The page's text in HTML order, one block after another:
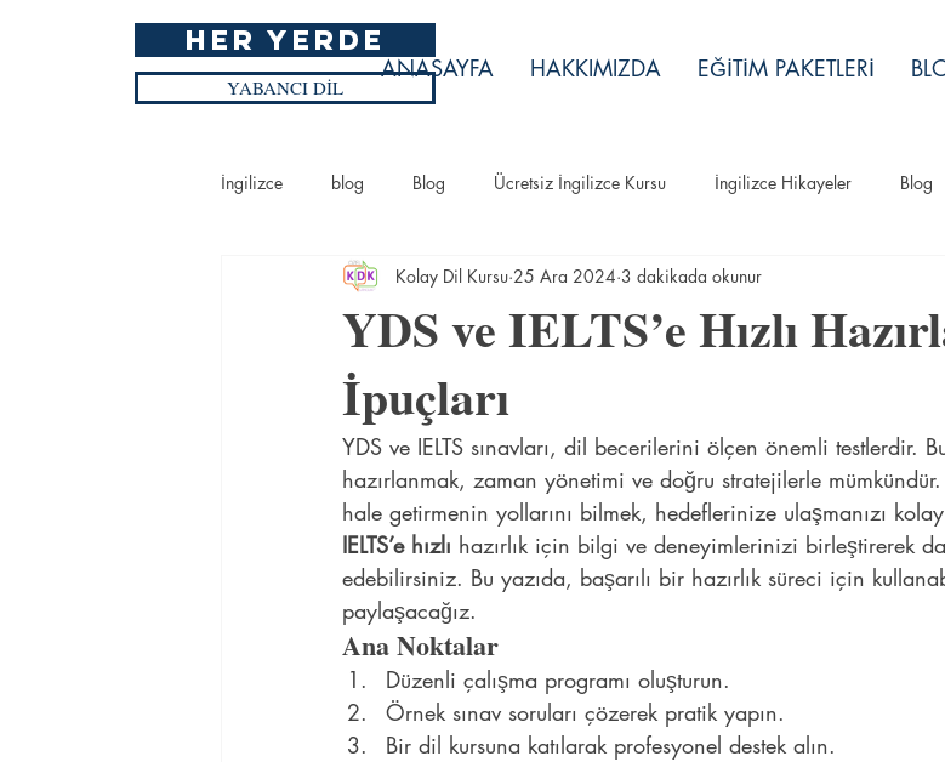
HER YERDE
YABANCI DİL
ANASAYFA HAKKIMIZDA EĞİTİM PAKETLERİ
İngilizce blog Blog Ücretsiz İngilizce Kursu İngilizce Hikayeler Blog
Ücretsiz İngilizce Kursu İngilizce Hikayeler
YDS ve IELTS’e Hızlı
İpuçları
Kolay Dil Kursu 25 Ara 2024 3 dakikada okunur
YDS ve IELTS sınavları, dil becerilerini ölçen önemli testlerdir.
hazırlanmak, zaman yönetimi ve doğru stratejilerle
hale getirmenin yollarını bilmek, hedeflerinize ulaşmanızı
IELTS’e hızlı hazırlık için bilgi ve deneyimlerinizi birleştirerek
edebilirsiniz. Bu yazıda, başarılı bir hazırlık süreci için
paylaşacağız.
Ana Noktalar
Düzenli çalışma programı oluşturun.
Örnek sınav soruları çözerek pratik yapın.
Bir dil kursuna katılarak profesyonel destek alın.